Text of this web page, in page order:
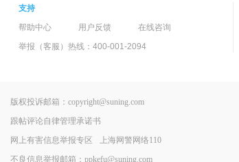
支持
帮助中心
用户反馈
在线咨询
举报（客服）热线：400-001-2094
版权投诉邮箱：copyright@suning.com
跟帖评论自律管理承诺书
网上有害信息举报专区
上海网警网络110
不良信息举报邮箱：ppkefu@suning.com